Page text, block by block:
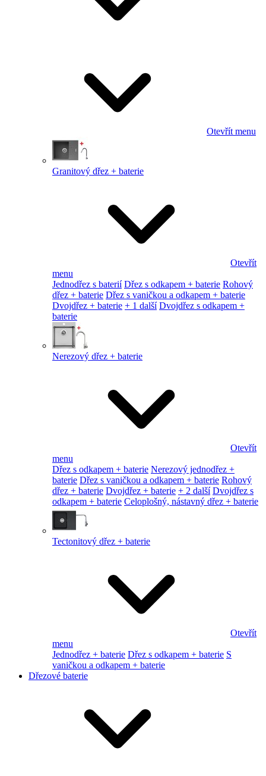
Otevřít menu
Granitový dřez + baterie
Otevřít
menu
Jednodřez s baterií Dřez s odkapem + baterie Rohový
dřez + baterie Dřez s vaničkou a odkapem + baterie
Dvojdřez + baterie + 1 další Dvojdřez s odkapem +
baterie
Nerezový dřez + baterie
Otevřít
menu
Dřez s odkapem + baterie Nerezový jednodřez +
baterie Dřez s vaničkou a odkapem + baterie Rohový
dřez + baterie Dvojdřez + baterie + 2 další Dvojdřez s
odkapem + baterie Celoplošný, nástavný dřez + baterie
Tectonitový dřez + baterie
Otevřít
menu
Jednodřez + baterie Dřez s odkapem + baterie S
vaničkou a odkapem + baterie
Dřezové baterie